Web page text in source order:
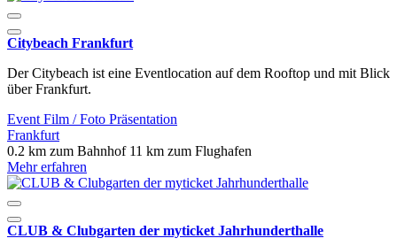
Citybeach Frankfurt
Der Citybeach ist eine Eventlocation auf dem Rooftop und mit Blick
über Frankfurt.
Event Film / Foto Präsentation
Frankfurt
0.2 km zum Bahnhof 11 km zum Flughafen
Mehr erfahren
CLUB & Clubgarten der myticket Jahrhunderthalle